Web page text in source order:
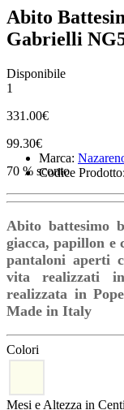
Abito
Gabrielli
Disponibile
1
331.00€
99.30€
70 % sconto
Marca:
Codice
Abito battesimo
giacca, papillon e
pantaloni aperti
vita realizzati
realizzata in
Made in Italy
Colori
Mesi e Altezza in